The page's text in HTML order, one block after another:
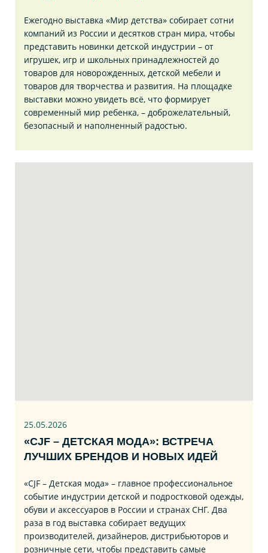
Ежегодно выставка «Мир детства» собирает сотни
компаний из России и десятков стран мира, чтобы
представить новинки детской индустрии – от
игрушек, игр и школьных принадлежностей до
товаров для новорожденных, детской мебели и
товаров для творчества и развития. На площадке
выставки можно увидеть всё, что формирует
современный мир ребенка, – доброжелательный,
безопасный и наполненный радостью.
25.05.2026
«CJF – ДЕТСКАЯ МОДА»: ВСТРЕЧА
ЛУЧШИХ БРЕНДОВ И НОВЫХ ИДЕЙ
«CJF – Детская мода» – главное профессиональное
событие индустрии детской и подростковой одежды,
обуви и аксессуаров в России и странах СНГ. Два
раза в год выставка собирает ведущих
производителей, дизайнеров, дистрибьюторов и
розничные сети, чтобы представить самые